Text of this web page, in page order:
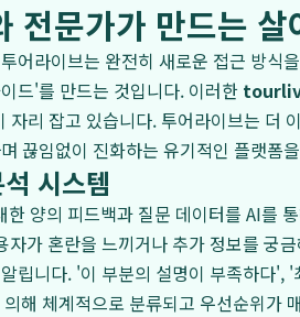
문가가 만드는 살
어라이브는 완전히 새로운 접근 방식
드'를 만드는 것입니다. 이러한
자리 잡고 있습니다. 투어라이브는 더
끊임없이 진화하는 유기적인 플랫폼
시스템
양의 피드백과 질문 데이터를 AI를
가 혼란을 느끼거나 추가 정보를 궁
립니다. '이 부분의 설명이 부족하다',
해 체계적으로 분류되고 우선순위가